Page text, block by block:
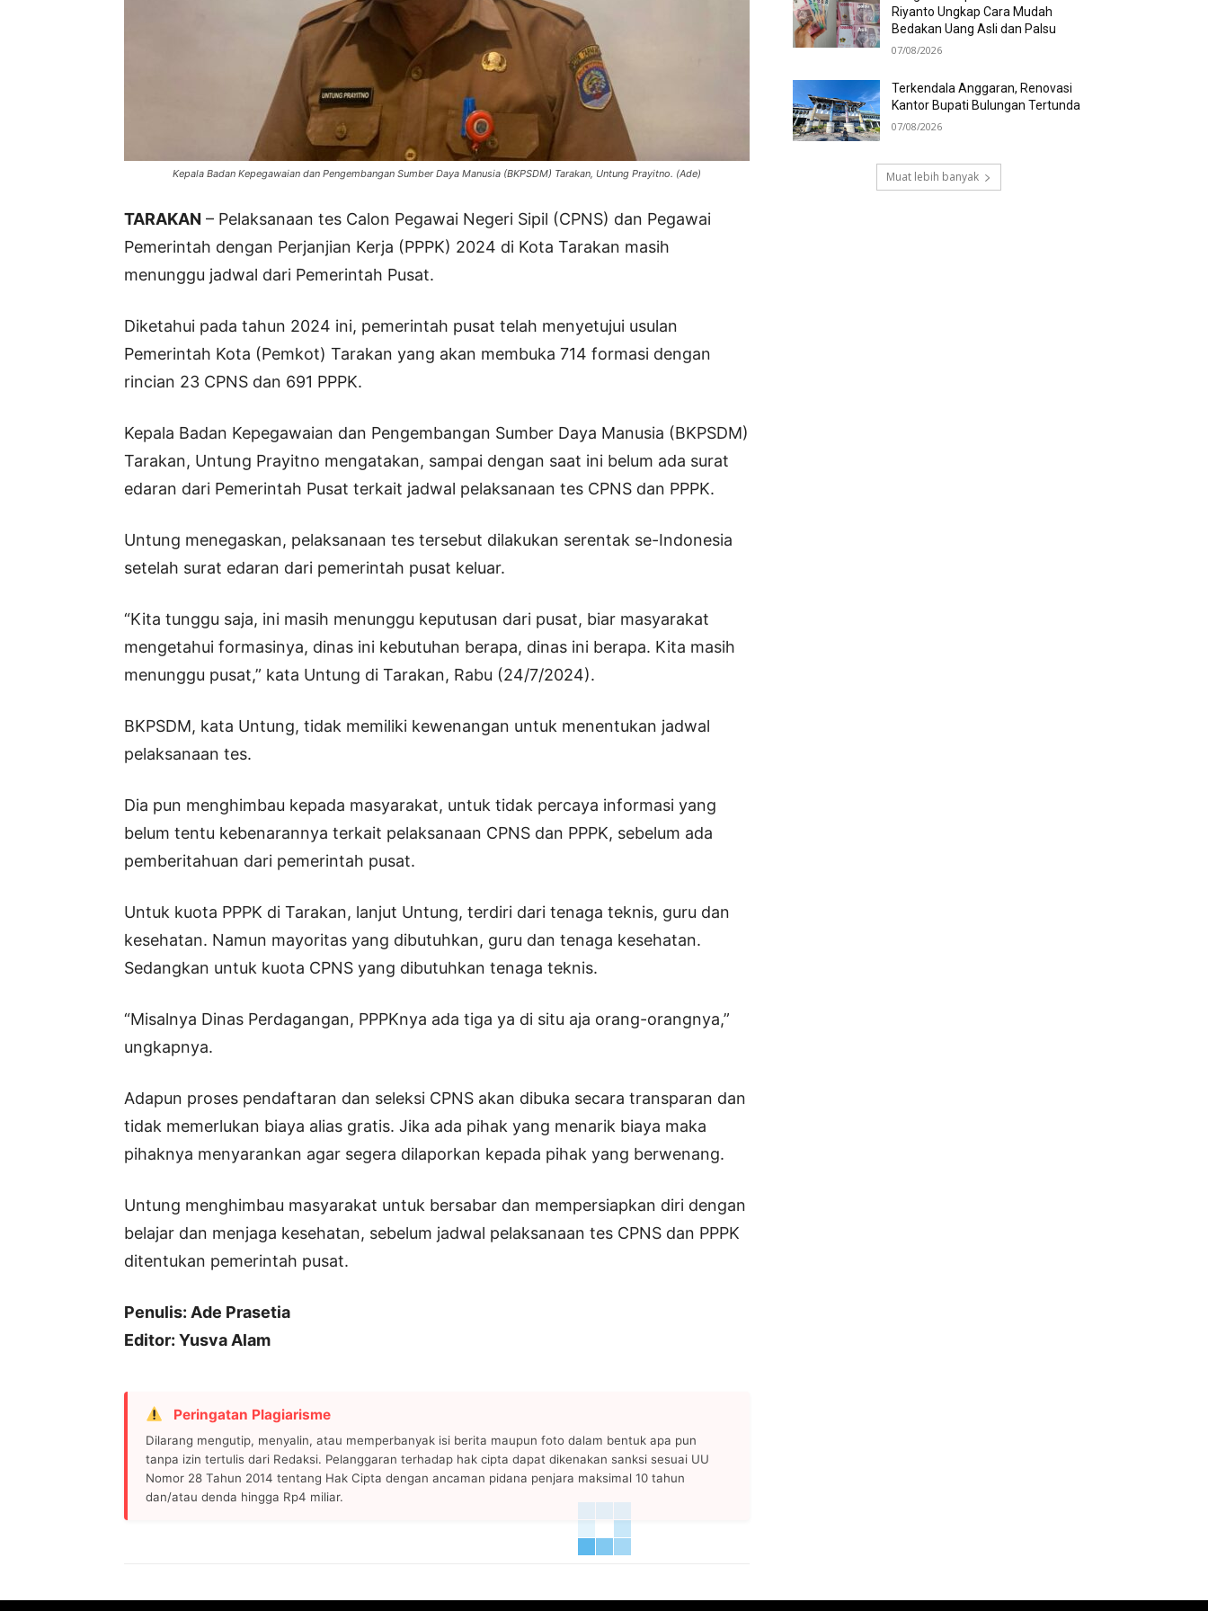
Kepala Badan Kepegawaian dan Pengembangan Sumber Daya Manusia (BKPSDM) Tarakan, Untung Prayitno. (Ade)
TARAKAN – Pelaksanaan tes Calon Pegawai Negeri Sipil (CPNS) dan Pegawai
Pemerintah dengan Perjanjian Kerja (PPPK) 2024 di Kota Tarakan masih
menunggu jadwal dari Pemerintah Pusat.
Diketahui pada tahun 2024 ini, pemerintah pusat telah menyetujui usulan
Pemerintah Kota (Pemkot) Tarakan yang akan membuka 714 formasi dengan
rincian 23 CPNS dan 691 PPPK.
Kepala Badan Kepegawaian dan Pengembangan Sumber Daya Manusia (BKPSDM)
Tarakan, Untung Prayitno mengatakan, sampai dengan saat ini belum ada surat
edaran dari Pemerintah Pusat terkait jadwal pelaksanaan tes CPNS dan PPPK.
Untung menegaskan, pelaksanaan tes tersebut dilakukan serentak se-Indonesia
setelah surat edaran dari pemerintah pusat keluar.
“Kita tunggu saja, ini masih menunggu keputusan dari pusat, biar masyarakat
mengetahui formasinya, dinas ini kebutuhan berapa, dinas ini berapa. Kita masih
menunggu pusat,” kata Untung di Tarakan, Rabu (24/7/2024).
BKPSDM, kata Untung, tidak memiliki kewenangan untuk menentukan jadwal
pelaksanaan tes.
Dia pun menghimbau kepada masyarakat, untuk tidak percaya informasi yang
belum tentu kebenarannya terkait pelaksanaan CPNS dan PPPK, sebelum ada
pemberitahuan dari pemerintah pusat.
Untuk kuota PPPK di Tarakan, lanjut Untung, terdiri dari tenaga teknis, guru dan
kesehatan. Namun mayoritas yang dibutuhkan, guru dan tenaga kesehatan.
Sedangkan untuk kuota CPNS yang dibutuhkan tenaga teknis.
“Misalnya Dinas Perdagangan, PPPKnya ada tiga ya di situ aja orang-orangnya,”
ungkapnya.
Adapun proses pendaftaran dan seleksi CPNS akan dibuka secara transparan dan
tidak memerlukan biaya alias gratis. Jika ada pihak yang menarik biaya maka
pihaknya menyarankan agar segera dilaporkan kepada pihak yang berwenang.
Untung menghimbau masyarakat untuk bersabar dan mempersiapkan diri dengan
belajar dan menjaga kesehatan, sebelum jadwal pelaksanaan tes CPNS dan PPPK
ditentukan pemerintah pusat.
Penulis: Ade Prasetia
Editor: Yusva Alam
Peringatan Plagiarisme
Dilarang mengutip, menyalin, atau memperbanyak isi berita maupun foto dalam bentuk apa pun
tanpa izin tertulis dari Redaksi. Pelanggaran terhadap hak cipta dapat dikenakan sanksi sesuai UU
Nomor 28 Tahun 2014 tentang Hak Cipta dengan ancaman pidana penjara maksimal 10 tahun
dan/atau denda hingga Rp4 miliar.
Riyanto Ungkap Cara Mudah
Bedakan Uang Asli dan Palsu
07/08/2026
Terkendala Anggaran, Renovasi
Kantor Bupati Bulungan Tertunda
07/08/2026
Muat lebih banyak